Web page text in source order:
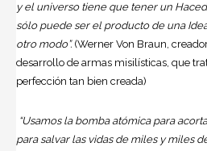
y el universo tiene que tener un
sólo puede ser el producto de una
otro modo”. (Werner Von Braun,
desarrollo de armas misilísticas, que
perfección tan bien creada)
“Usamos la bomba atómica para
para salvar las vidas de miles y miles